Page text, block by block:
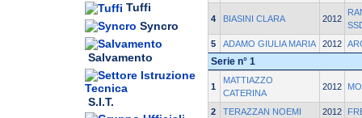
Tuffi
Syncro
Salvamento
S.I.T.
4 BIASINI CLARA 2012
5
ADAMO GIULIA MARIA 2012
Serie n° 1
1
MATTIAZZO
CATERINA
2012
2 TERAZZAN NOEMI 2012